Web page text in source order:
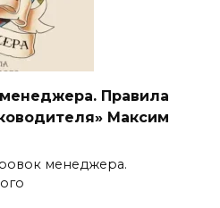
Правила
Максим
менеджера.